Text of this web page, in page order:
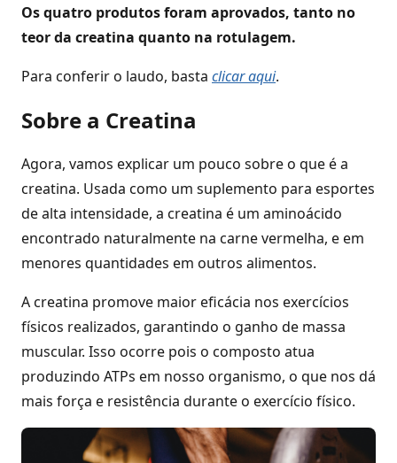
Os quatro produtos foram aprovados, tanto no
teor da creatina quanto na rotulagem.
Para conferir o laudo, basta clicar aqui.
Sobre a Creatina
Agora, vamos explicar um pouco sobre o que é a
creatina. Usada como um suplemento para esportes
de alta intensidade, a creatina é um aminoácido
encontrado naturalmente na carne vermelha, e em
menores quantidades em outros alimentos.
A creatina promove maior eficácia nos exercícios
físicos realizados, garantindo o ganho de massa
muscular. Isso ocorre pois o composto atua
produzindo ATPs em nosso organismo, o que nos dá
mais força e resistência durante o exercício físico.